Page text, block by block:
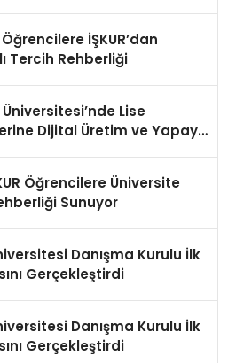
İŞKUR’dan
Tercih Rehberliği
Lise
Dijital Üretim ve Yapay
Öğrencilere Üniversite
Sunuyor
Danışma Kurulu İlk
Gerçekleştirdi
Danışma Kurulu İlk
Gerçekleştirdi